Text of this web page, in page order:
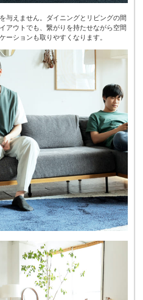
与えません。ダイニングとリビングの間
アウトでも、繋がりを持たせながら空間
ーションも取りやすくなります。